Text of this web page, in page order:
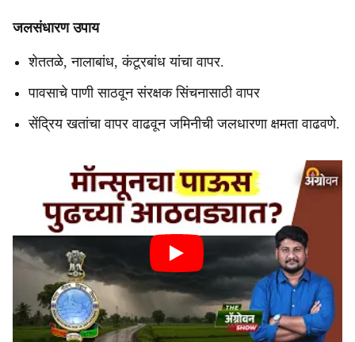
जलसंधारण उपाय
शेततळे, नालाबांध, कंटूरबांध यांचा वापर.
पावसाचे पाणी साठवून संरक्षक सिंचनासाठी वापर
सेंद्रिय खतांचा वापर वाढवून जमिनीची जलधारणा क्षमता वाढवणे.